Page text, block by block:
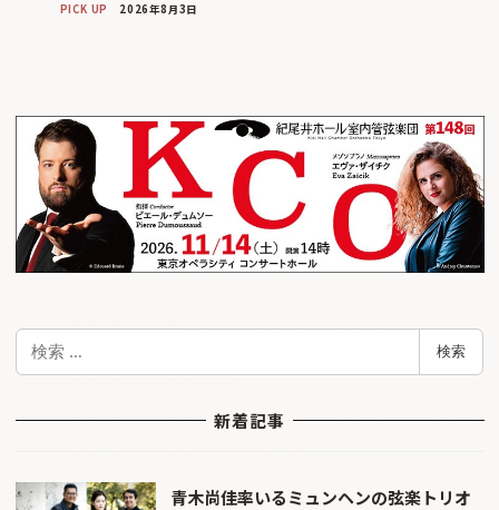
PICK UP 2026年8月3日
検
検索
新着記事
青木尚佳率いるミュンヘンの弦楽トリオ